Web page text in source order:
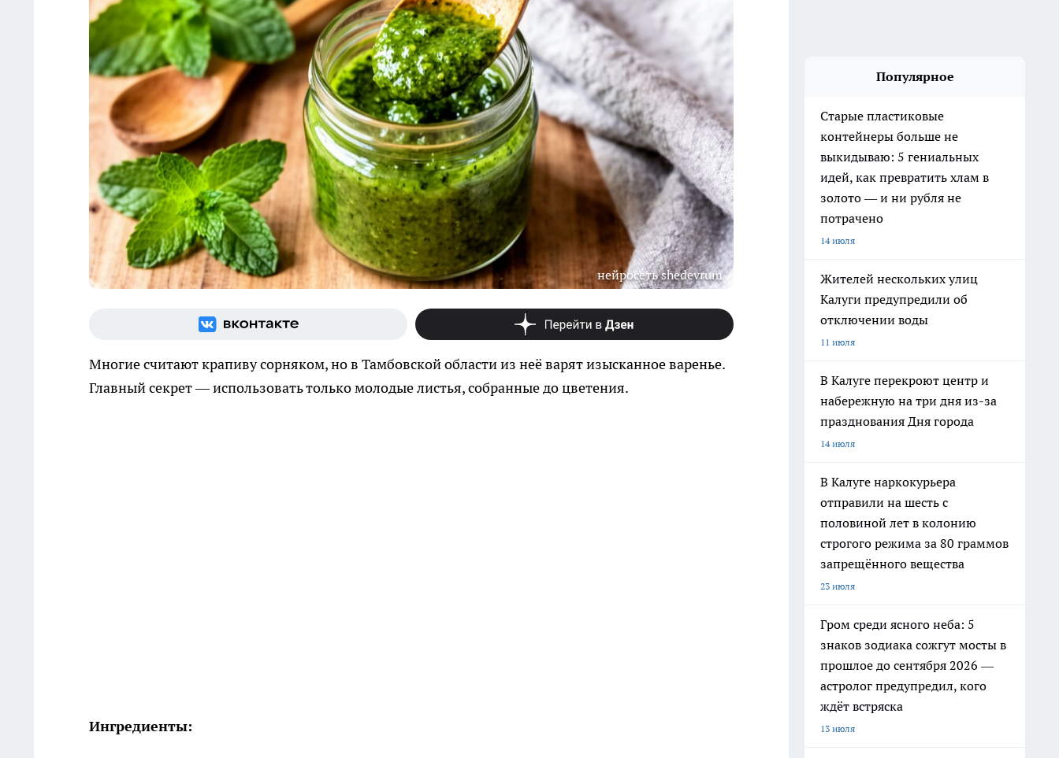
нейросеть shedevrum
Многие считают крапиву сорняком, но в Тамбовской области из неё варят изысканное варенье.
Главный секрет — использовать только молодые листья, собранные до цветения.
Ингредиенты:
Популярное
Старые пластиковые
контейнеры больше не
выкидываю: 5 гениальных
идей, как превратить хлам в
золото — и ни рубля не
потрачено
14 июля
Жителей нескольких улиц
Калуги предупредили об
отключении воды
11 июля
В Калуге перекроют центр и
набережную на три дня из-за
празднования Дня города
14 июля
В Калуге наркокурьера
отправили на шесть с
половиной лет в колонию
строгого режима за 80 граммов
запрещённого вещества
23 июля
Гром среди ясного неба: 5
знаков зодиака сожгут мосты в
прошлое до сентября 2026 —
астролог предупредил, кого
ждёт встряска
13 июля